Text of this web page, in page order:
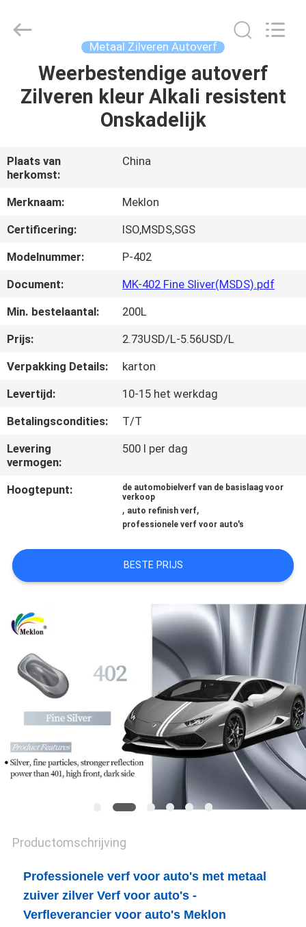
THUIS
PRODUCTEN
VIDEOS
OVER
ONS
KWALITEITSCONTROLE
CONTACTEER
NIEUWS
VRAAG
EEN
SITEMAP
PRIVACYBELEID
Chemical
Technology
Metaal Zilveren Autoverf
Weerbestendige autoverf
Zilveren kleur Alkali resistent
Onskadelijk
Plaats van
herkomst:
China
Merknaam:
Meklon
Certificering:
ISO,MSDS,SGS
Modelnummer:
P-402
Document:
MK-402 Fine Sliver(MSDS).pdf
Min. bestelaantal:
200L
Prijs:
2.73USD/L-5.56USD/L
Verpakking Details:
karton
Levertijd:
10-15 het werkdag
Betalingscondities:
T/T
Levering
vermogen:
500 l per dag
Hoogtepunt:
de automobielverf van de basislaag voor
verkoop
, auto refinish verf,
professionele verf voor auto's
BESTE PRIJS
Productomschrijving
Professionele verf voor auto's met metaal
zuiver zilver Verf voor auto's -
Verfleverancier voor auto's Meklon